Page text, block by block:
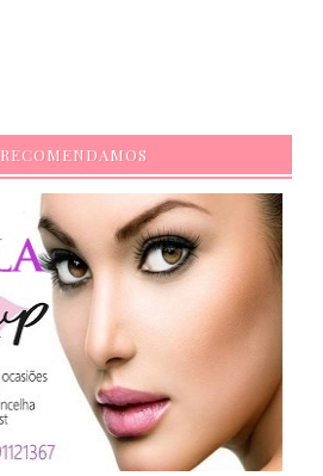
RECOMENDAMOS